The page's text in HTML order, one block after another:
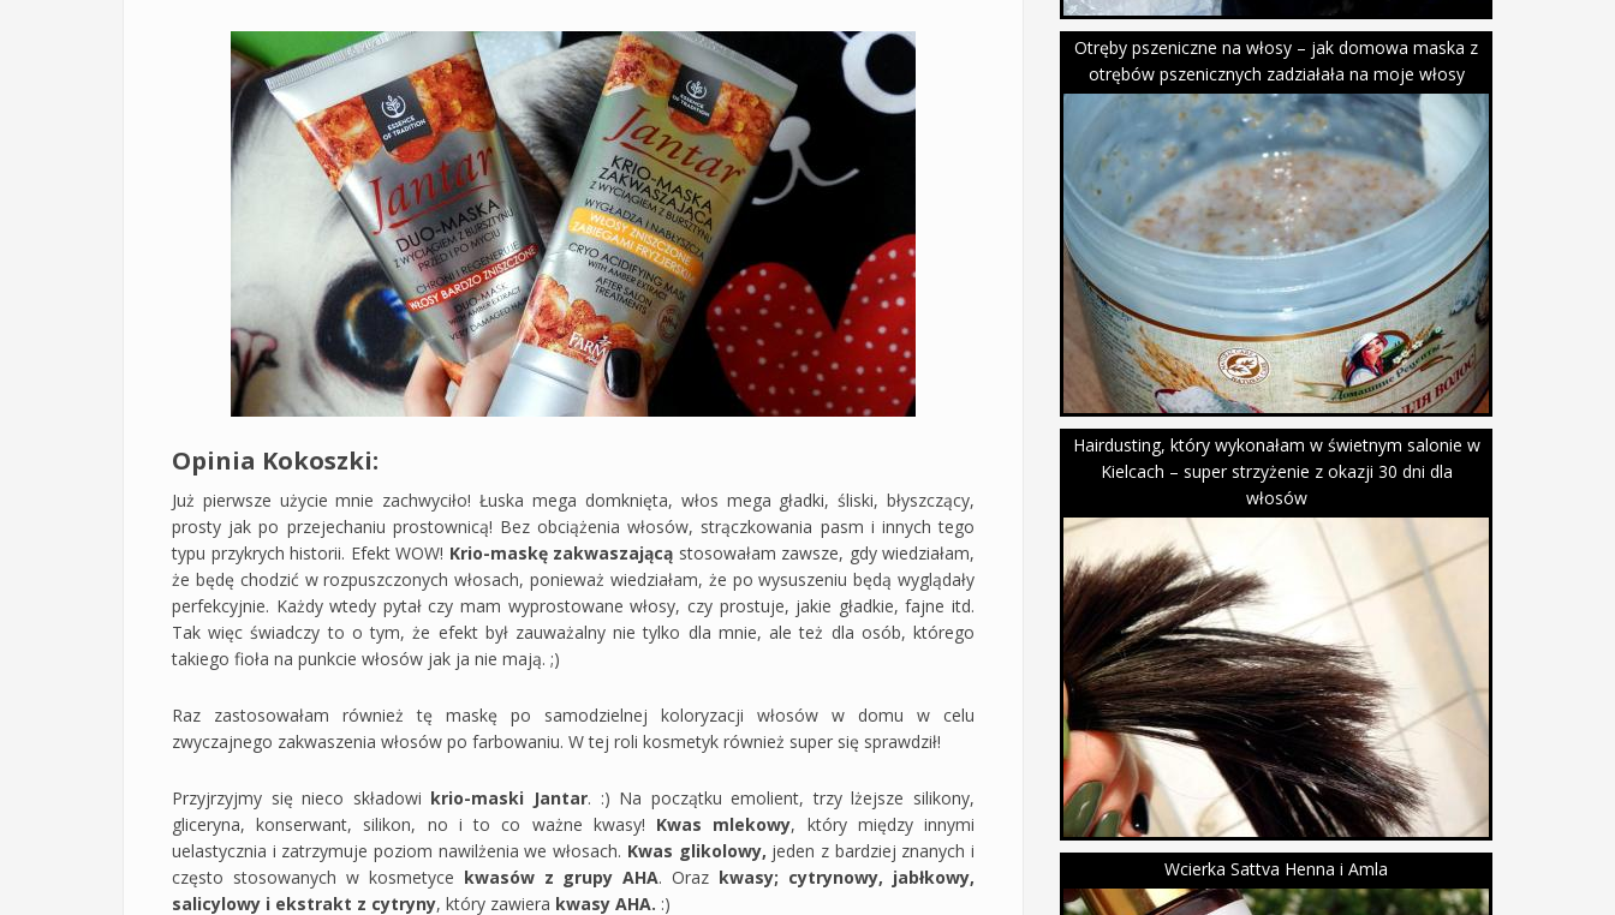
Opinia Kokoszki:
Już pierwsze użycie mnie zachwyciło! Łuska mega domknięta, włos mega gładki, śliski, błyszczący,
prosty jak po przejechaniu prostownicą! Bez obciążenia włosów, strączkowania pasm i innych tego
typu przykrych historii. Efekt WOW! Krio-maskę zakwaszającą stosowałam zawsze, gdy wiedziałam,
że będę chodzić w rozpuszczonych włosach, ponieważ wiedziałam, że po wysuszeniu będą wyglądały
perfekcyjnie. Każdy wtedy pytał czy mam wyprostowane włosy, czy prostuje, jakie gładkie, fajne itd.
Tak więc świadczy to o tym, że efekt był zauważalny nie tylko dla mnie, ale też dla osób, którego
takiego fioła na punkcie włosów jak ja nie mają. ;)
Raz zastosowałam również tę maskę po samodzielnej koloryzacji włosów w domu w celu
zwyczajnego zakwaszenia włosów po farbowaniu. W tej roli kosmetyk również super się sprawdził!
Przyjrzyjmy się nieco składowi krio-maski Jantar. :) Na początku emolient, trzy lżejsze silikony,
gliceryna, konserwant, silikon, no i to co ważne kwasy! Kwas mlekowy, który między innymi
uelastycznia i zatrzymuje poziom nawilżenia we włosach. Kwas glikolowy, jeden z bardziej znanych i
często stosowanych w kosmetyce kwasów z grupy AHA. Oraz kwasy; cytrynowy, jabłkowy,
salicylowy i ekstrakt z cytryny, który zawiera kwasy AHA. :)
Otręby pszeniczne na włosy – jak domowa maska z
otrębów pszenicznych zadziałała na moje włosy
Hairdusting, który wykonałam w świetnym salonie w
Kielcach – super strzyżenie z okazji 30 dni dla
włosów
Wcierka Sattva Henna i Amla